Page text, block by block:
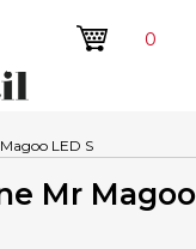
0
LED S
Mr Magoo